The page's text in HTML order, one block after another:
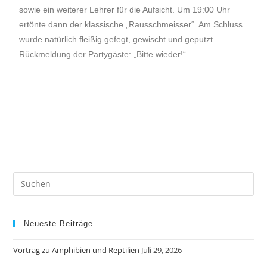
sowie ein weiterer Lehrer für die Aufsicht. Um 19:00 Uhr
ertönte dann der klassische „Rausschmeisser“. Am Schluss
wurde natürlich fleißig gefegt, gewischt und geputzt.
Rückmeldung der Partygäste: „Bitte wieder!“
Neueste Beiträge
Vortrag zu Amphibien und Reptilien Juli 29, 2026